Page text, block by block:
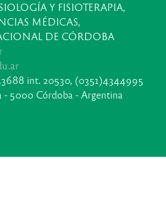
Y FISIOTERAPIA,
MÉDICAS,
DE CÓRDOBA
int. 20530, (0351)4344995
5000 Córdoba - Argentina